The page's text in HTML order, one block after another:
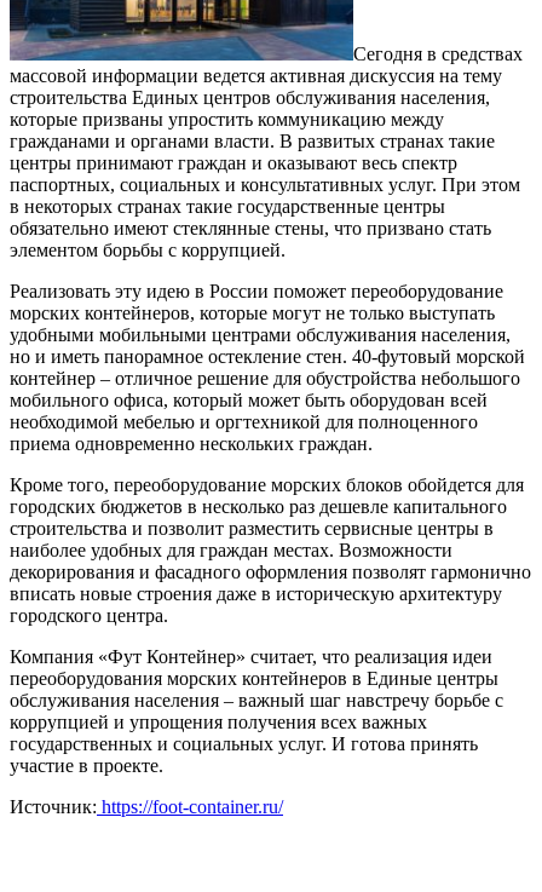
Сегодня в средствах
массовой информации ведется активная дискуссия на тему
строительства Единых центров обслуживания населения,
которые призваны упростить коммуникацию между
гражданами и органами власти. В развитых странах такие
центры принимают граждан и оказывают весь спектр
паспортных, социальных и консультативных услуг. При этом
в некоторых странах такие государственные центры
обязательно имеют стеклянные стены, что призвано стать
элементом борьбы с коррупцией.
Реализовать эту идею в России поможет переоборудование
морских контейнеров, которые могут не только выступать
удобными мобильными центрами обслуживания населения,
но и иметь панорамное остекление стен. 40-футовый морской
контейнер – отличное решение для обустройства небольшого
мобильного офиса, который может быть оборудован всей
необходимой мебелью и оргтехникой для полноценного
приема одновременно нескольких граждан.
Кроме того, переоборудование морских блоков обойдется для
городских бюджетов в несколько раз дешевле капитального
строительства и позволит разместить сервисные центры в
наиболее удобных для граждан местах. Возможности
декорирования и фасадного оформления позволят гармонично
вписать новые строения даже в историческую архитектуру
городского центра.
Компания «Фут Контейнер» считает, что реализация идеи
переоборудования морских контейнеров в Единые центры
обслуживания населения – важный шаг навстречу борьбе с
коррупцией и упрощения получения всех важных
государственных и социальных услуг. И готова принять
участие в проекте.
Источник: https://foot-container.ru/